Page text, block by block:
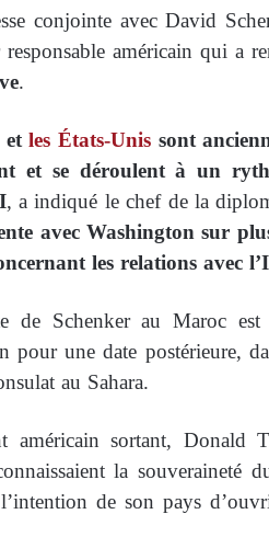
conjointe avec David
américain qui a
.
etles États-Unis sont
et se déroulent à un
, a indiqué le chef de la
avec Washington sur
les relations avec
de Schenker au Maroc
une date postérieure,
au Sahara.
sortant, Donald
la souveraineté
de son pays